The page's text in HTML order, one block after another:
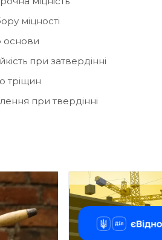
міцності
основи
при затвердінні
тріщин
при твердінні